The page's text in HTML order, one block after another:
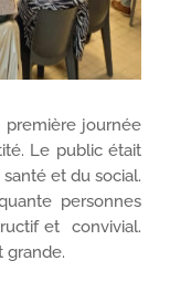
première journée
Le public était
et du social.
personnes
et convivial.
grande.